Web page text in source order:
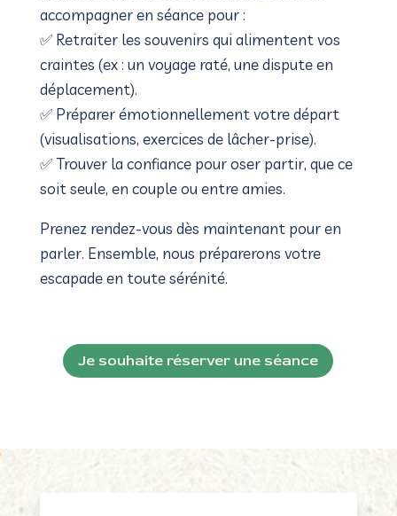
accompagner en séance pour :
✅ Retraiter les souvenirs qui alimentent vos
craintes (ex : un voyage raté, une dispute en
déplacement).
✅ Préparer émotionnellement votre départ
(visualisations, exercices de lâcher-prise).
✅ Trouver la confiance pour oser partir, que ce
soit seule, en couple ou entre amies.
Prenez rendez-vous dès maintenant pour en
parler. Ensemble, nous préparerons votre
escapade en toute sérénité.
Je souhaite réserver une séance